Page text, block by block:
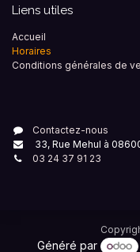
Liens utiles
Accueil
Horaires
Conditions générales de
Contactez-nous
33, Rue Mehul à
03 24 37 91 23
Généré par